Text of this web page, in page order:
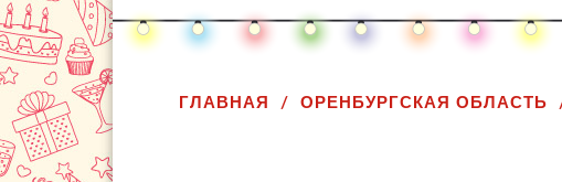
ГЛАВНАЯ ОРЕНБУРГСКАЯ ОБЛАСТЬ